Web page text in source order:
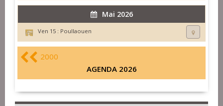
Mai 2026
Ven 15 : Poullaouen
2000
AGENDA 2026